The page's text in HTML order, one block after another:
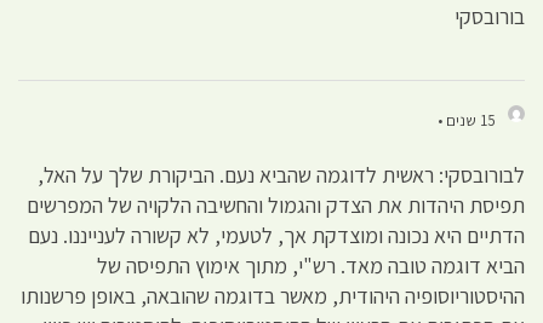
בורובסקי
15 שנים •
לבורובסקי: ראשית לדוגמה שהביא נעם. הביקורת שלך על האל,
תפיסת היהדות את הצדק והגמול והחשיבה הלקויה של המפרשים
הדתיים היא נכונה ומוצדקת אך, לטעמי, לא קשורה לענייננו. נעם
הביא דוגמה טובה מאד. רש"י, מתוך אימוץ התפיסה של
ההיסטוריוסופיה היהודית, מאשר בדוגמה שהובאה, באופן פרשנותו